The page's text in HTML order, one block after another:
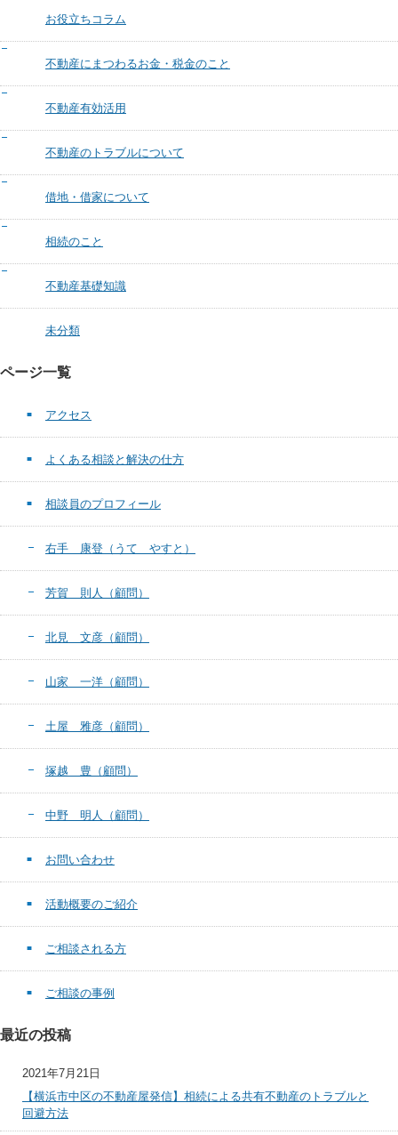
お役立ちコラム
不動産にまつわるお金・税金のこと
不動産有効活用
不動産のトラブルについて
借地・借家について
相続のこと
不動産基礎知識
未分類
ページ一覧
アクセス
よくある相談と解決の仕方
相談員のプロフィール
右手 康登（うて やすと）
芳賀 則人（顧問）
北見 文彦（顧問）
山家 一洋（顧問）
土屋 雅彦（顧問）
塚越 豊（顧問）
中野 明人（顧問）
お問い合わせ
活動概要のご紹介
ご相談される方
ご相談の事例
最近の投稿
2021年7月21日
【横浜市中区の不動産屋発信】相続による共有不動産のトラブルと
回避方法